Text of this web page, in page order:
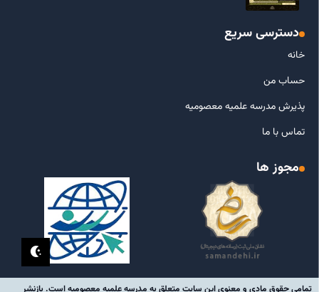
دسترسی سریع
خانه
حساب من
پذیرش مدرسه علمیه معصومیه
تماس با ما
مجوز ها
تمامی حقوق مادی و معنوی این سایت متعلق به مدرسه علمیه معصومیه است. بازنشر